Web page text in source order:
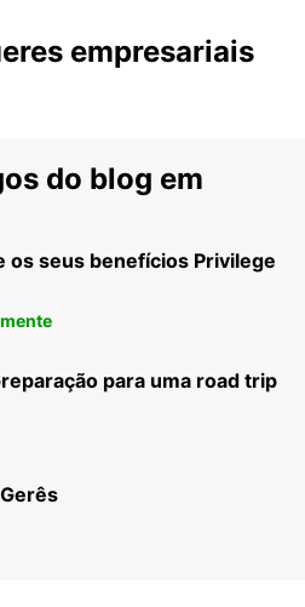
empresariais
do blog em
os seus benefícios Privilege
para uma road trip